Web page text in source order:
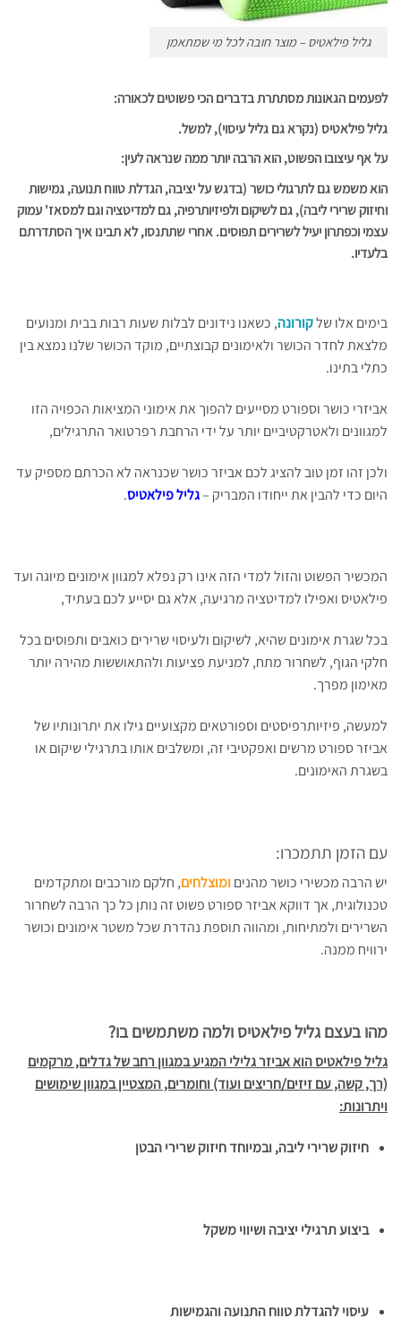
גליל פילאטיס – מוצר חובה לכל מי שמתאמן
לפעמים הגאונות מסתתרת בדברים הכי פשוטים לכאורה:
גליל פילאטיס (נקרא גם גליל עיסוי), למשל.
על אף עיצובו הפשוט, הוא הרבה יותר ממה שנראה לעין:
הוא משמש גם לתרגולי כושר (בדגש על יציבה, הגדלת טווח תנועה, גמישות
וחיזוק שרירי ליבה), גם לשיקום ולפיזיותרפיה, גם למדיטציה וגם למסאז' עמוק
עצמי וכפתרון יעיל לשרירים תפוסים. אחרי שתתנסו, לא תבינו איך הסתדרתם
בלעדיו.
בימים אלו שלקורונה, כשאנו נידונים לבלות שעות רבות בבית ומנועים
מלצאת לחדר הכושר ולאימונים קבוצתיים, מוקד הכושר שלנו נמצא בין
כתלי בתינו.
אביזרי כושר וספורט מסייעים להפוך את אימוני המציאות הכפויה הזו
למגוונים ולאטרקטיביים יותר על ידי הרחבת רפרטואר התרגילים,
ולכן זהו זמן טוב להציג לכם אביזר כושר שכנראה לא הכרתם מספיק עד
היום כדי להבין את ייחודו המבריק –גליל פילאטיס.
המכשיר הפשוט והזול למדי הזה אינו רק נפלא למגוון אימונים מיוגה ועד
פילאטיס ואפילו למדיטציה מרגיעה, אלא גם יסייע לכם בעתיד,
בכל שגרת אימונים שהיא, לשיקום ולעיסוי שרירים כואבים ותפוסים בכל
חלקי הגוף, לשחרור מתח, למניעת פציעות ולהתאוששות מהירה יותר
מאימון מפרך.
למעשה, פיזיותרפיסטים וספורטאים מקצועיים גילו את יתרונותיו של
אביזר ספורט מרשים ואפקטיבי זה, ומשלבים אותו בתרגילי שיקום או
בשגרת האימונים.
עם הזמן תתמכרו:
יש הרבה מכשירי כושר מהניםומוצלחים, חלקם מורכבים ומתקדמים
טכנולוגית, אך דווקא אביזר ספורט פשוט זה נותן כל כך הרבה לשחרור
השרירים ולמתיחות, ומהווה תוספת נהדרת שכל משטר אימונים וכושר
ירוויח ממנה.
מהו בעצם גליל פילאטיס ולמה משתמשים בו?
גליל פילאטיס הוא אביזר גלילי המגיע במגוון רחב של גדלים, מרקמים
(רך, קשה, עם זיזים/חריצים ועוד) וחומרים, המצטיין במגוון שימושים
ויתרונות:
חיזוק שרירי ליבה, ובמיוחד חיזוק שרירי הבטן
ביצוע תרגילי יציבה ושיווי משקל
עיסוי להגדלת טווח התנועה והגמישות